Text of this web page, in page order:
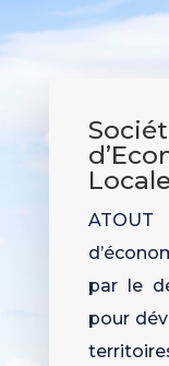
ATOUT
par le
pour